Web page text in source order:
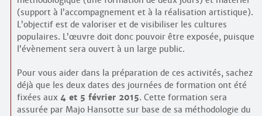
(support à l’accompagnement et à la réalisation artistique).
L’objectif est de valoriser et de visibiliser les cultures
populaires. L’œuvre doit donc pouvoir être exposée, puisque
l’évènement sera ouvert à un large public.
Pour vous aider dans la préparation de ces activités, sachez
déjà que les deux dates des journées de formation ont été
fixées aux 4 et 5 février 2015. Cette formation sera
assurée par Majo Hansotte sur base de sa méthodologie du